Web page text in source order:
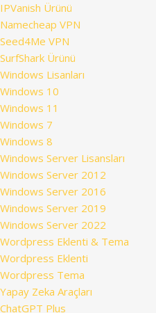
IPVanish Ürünü
Namecheap VPN
Seed4Me VPN
SurfShark Ürünü
Windows Lisanları
Windows 10
Windows 11
Windows 7
Windows 8
Windows Server Lisansları
Windows Server 2012
Windows Server 2016
Windows Server 2019
Windows Server 2022
Wordpress Eklenti & Tema
Wordpress Eklenti
Wordpress Tema
Yapay Zeka Araçları
ChatGPT Plus